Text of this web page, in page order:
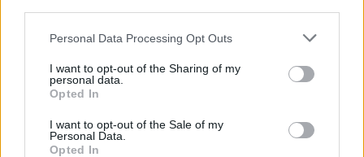
Personal Data Processing Opt Outs
I want to opt-out of the Sharing of my
personal data.
Opted In
I want to opt-out of the Sale of my
Personal Data.
Opted In